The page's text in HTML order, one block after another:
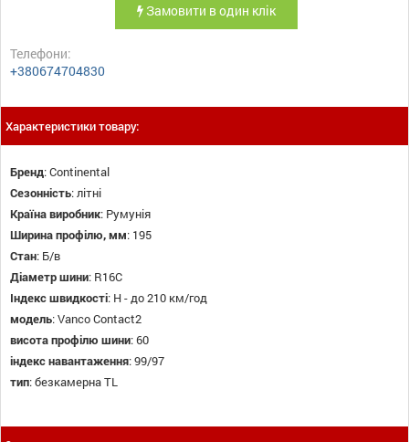
Замовити в один клік
Телефони:
+380674704830
Характеристики товару:
Бренд:Continental
Сезонність: літні
Країна виробник: Румунія
Ширина профілю, мм: 195
Стан: Б/в
Діаметр шини: R16C
Індекс швидкості: H - до 210 км/год
модель:Vanco Contact2
висота профілю шини:60
індекс навантаження:99/97
тип:безкамерна TL